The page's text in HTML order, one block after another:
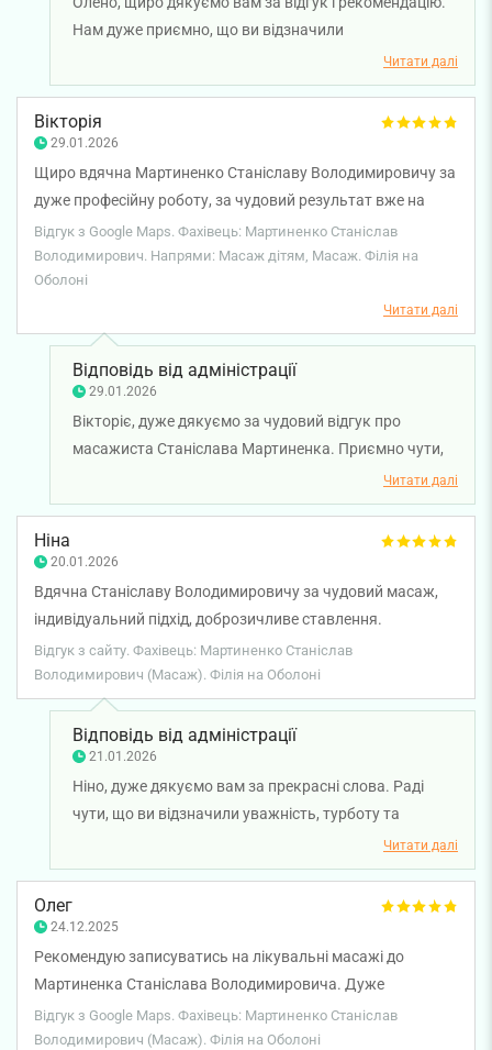
Нам дуже приємно, що ви відзначили
професіоналізм масажиста Станіслава Мартиненко
та відчули позитивний результат від процедур.
Бажаємо вам міцного здоров'я!
Читати далі
Вікторія
29.01.2026
Щиро вдячна Мартиненко Станіславу Володимировичу за
дуже професійну роботу, за чудовий результат вже на
початку лікування, за класну атмосферу і корисні
рекомендації. Дуже, дуже сильно вдячна!
Відгук з Google Maps. Фахівець: Мартиненко Станіслав
Володимирович. Напрями: Масаж дітям, Масаж. Філія на
Оболоні
Читати далі
Відповідь від адміністрації
29.01.2026
Вікторіє, дуже дякуємо за чудовий відгук про
масажиста Станіслава Мартиненка. Приємно чути,
процедурою. Бажаємо вам міцного здоров'я!
Читати далі
Ніна
20.01.2026
Вдячна Станіславу Володимировичу за чудовий масаж,
індивідуальний підхід, доброзичливе ставлення.
Відгук з сайту. Фахівець: Мартиненко Станіслав
Володимирович (Масаж). Філія на Оболоні
Відповідь від адміністрації
21.01.2026
Ніно, дуже дякуємо вам за прекрасні слова. Раді
чути, що ви відзначили уважність, турботу та
персональний підхід масажиста Станіслава
Мартиненко. Бажаємо вам міцного здоров'я!
Читати далі
Олег
24.12.2025
Рекомендую записуватись на лікувальні масажі до
Мартиненка Станіслава Володимировича. Дуже
професійний підхід до справи.
Відгук з Google Maps. Фахівець: Мартиненко Станіслав
Володимирович (Масаж). Філія на Оболоні